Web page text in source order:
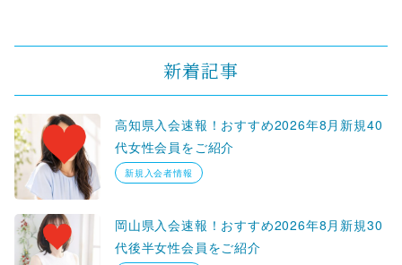
新着記事
高知県入会速報！おすすめ2026年8月新規40
代女性会員をご紹介
新規入会者情報
岡山県入会速報！おすすめ2026年8月新規30
代後半女性会員をご紹介